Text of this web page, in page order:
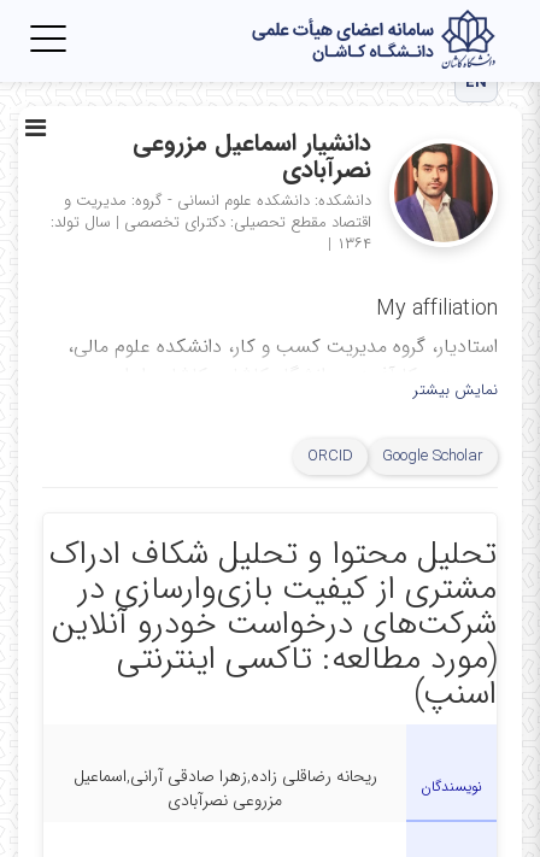
EN
دانشیار اسماعیل مزروعی
نصرآبادی
دانشکده: دانشکده علوم انسانی - گروه: مدیریت و
اقتصاد مقطع تحصیلی: دکترای تخصصی | سال تولد:
۱۳۶۴ |
My affiliation
استادیار، گروه مدیریت کسب و کار، دانشکده علوم مالی،
مدیریت و کارآفرینی، دانشگاه کاشان، کاشان، ایران
Administration Faculty of Financial Science,
Management and Entrepreneurship, University of
نمایش بیشتر
Google Scholar
ORCID
تحلیل محتوا و تحلیل شکاف ادراک
مشتری از کیفیت بازی‌وارسازی در
شرکت‌های درخواست خودرو آنلاین
(مورد مطالعه: تاکسی اینترنتی
اسنپ)
نویسندگان
ریحانه رضاقلی زاده,زهرا صادقی آرانی,اسماعیل
مزروعی نصرآبادی